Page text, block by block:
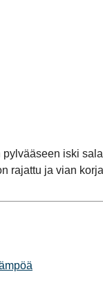
iski
rajattu ja vian